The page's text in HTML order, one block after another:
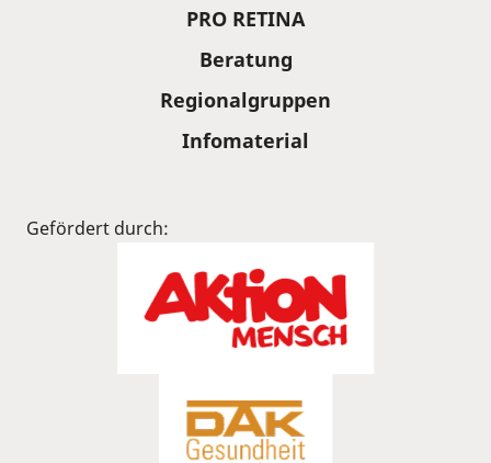
PRO RETINA
Beratung
Regionalgruppen
Infomaterial
Gefördert durch: